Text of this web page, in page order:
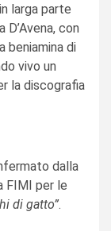
larga parte
con
beniamina di
vivo un
la discografia
dalla
FIMI per le
di gatto”.